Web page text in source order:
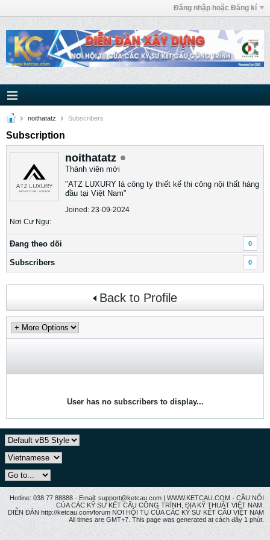
Đăng nhập hoặc Đăng kí
noithatatz Subscribers
Subscription
noithatatz
Thành viên mới
"ATZ LUXURY là công ty thiết kế thi công nội thất hàng
đầu tại Việt Nam"
Joined: 23-09-2024
Nơi Cư Ngụ:
Ðang theo dõi 0
Subscribers 0
Back to Profile
User has no subscribers to display...
Hotline: 038.77 88888 - Email: support@ketcau.com | WWW.KETCAU.COM - CẦU NỐI
CỦA CÁC KỸ SƯ KẾT CẤU CÔNG TRÌNH, ĐỊA KỸ THUẬT VIỆT NAM.
DIỄN ĐÀN http://ketcau.com/forum NƠI HỘI TỤ CỦA CÁC KỸ SƯ KẾT CÂU VIỆT NAM
All times are GMT+7. This page was generated at cách đây 1 phút.